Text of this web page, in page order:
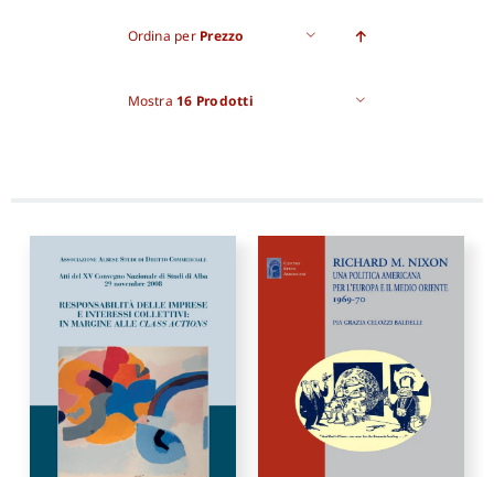
Ordina per Prezzo
Mostra 16 Prodotti